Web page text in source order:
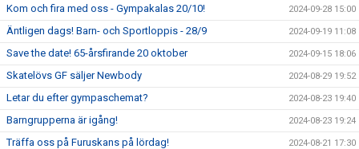
Kom och fira med oss - Gympakalas 20/10! 2024-09-28 15:00
Äntligen dags! Barn- och Sportloppis - 28/9 2024-09-19 11:08
Save the date! 65-årsfirande 20 oktober 2024-09-15 18:06
Skatelövs GF säljer Newbody 2024-08-29 19:52
Letar du efter gympaschemat? 2024-08-23 19:40
Barngrupperna är igång! 2024-08-23 19:24
Träffa oss på Furuskans på lördag! 2024-08-21 17:30